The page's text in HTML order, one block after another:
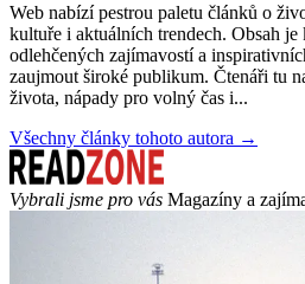
Web nabízí pestrou paletu článků o
kultuře i aktuálních trendech. Obsah
odlehčených zajímavostí a
zaujmout široké publikum. Čtenáři tu
života, nápady pro volný čas i...
Všechny články tohoto autora →
Vybrali jsme pro vás Magazíny a